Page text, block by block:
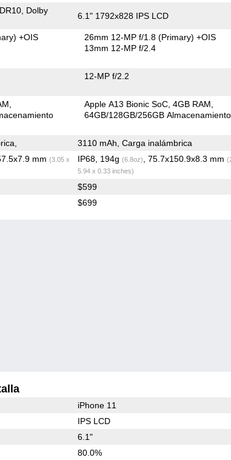
Dolby
6.1" 1792x828 IPS LCD
+OIS
26mm 12-MP f/1.8(Primary) +OIS
13mm 12-MP f/2.4
12-MP f/2.2
Apple A13 Bionic SoC 4GB RAM
64GB/128GB/256GB Almacenamiento
3110 mAh, Carga inalámbrica
mm (3.05 x
IP68, 194g (6.8oz) , 75.7x150.9x8.3 mm
5.94 x 0.33 inches)
$599
$699
iPhone 11
IPS LCD
6.1"
80.0%